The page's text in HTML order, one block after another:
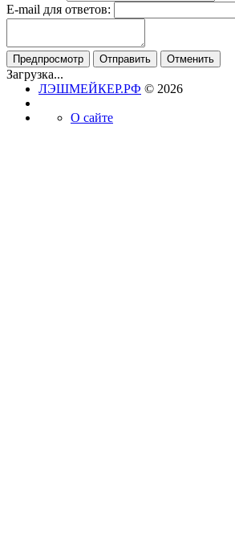
E-mail для ответов:
Загрузка...
ЛЭШМЕЙКЕР.РФ © 2026
О сайте